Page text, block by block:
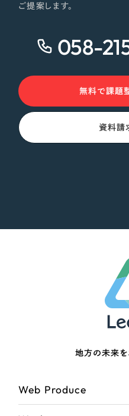
ご提案します。
058-
無料で課題
資料請
地方の未来を
Web Produce